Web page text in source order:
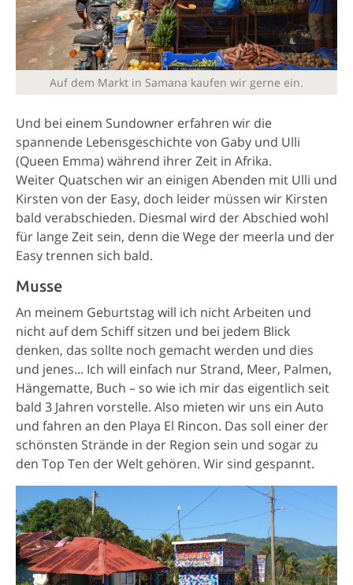
Auf dem Markt in Samana kaufen wir gerne ein.
Und bei einem Sundowner erfahren wir die
spannende Lebensgeschichte von Gaby und Ulli
(Queen Emma) während ihrer Zeit in Afrika.
Weiter Quatschen wir an einigen Abenden mit Ulli und
Kirsten von der Easy, doch leider müssen wir Kirsten
bald verabschieden. Diesmal wird der Abschied wohl
für lange Zeit sein, denn die Wege der meerla und der
Easy trennen sich bald.
Musse
An meinem Geburtstag will ich nicht Arbeiten und
nicht auf dem Schiff sitzen und bei jedem Blick
denken, das sollte noch gemacht werden und dies
und jenes... Ich will einfach nur Strand, Meer, Palmen,
Hängematte, Buch – so wie ich mir das eigentlich seit
bald 3 Jahren vorstelle. Also mieten wir uns ein Auto
und fahren an den Playa El Rincon. Das soll einer der
schönsten Strände in der Region sein und sogar zu
den Top Ten der Welt gehören. Wir sind gespannt.